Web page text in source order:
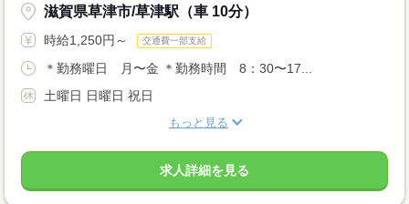
滋賀県草津市/草津駅（車 10分）
時給1,250円～ 交通費一部支給
＊勤務曜日 月〜金 ＊勤務時間 8：30〜17...
土曜日 日曜日 祝日
もっと見る
求人詳細を見る